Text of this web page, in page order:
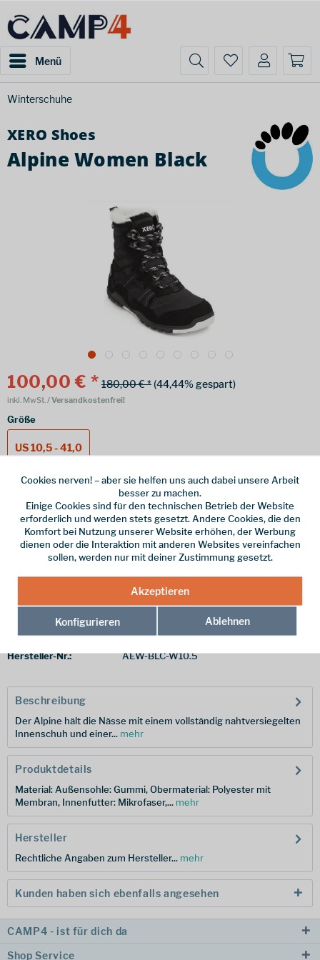
Menü
Winterschuhe
XERO Shoes
Alpine Women Black
100,00 € * 180,00 € *(44,44% gespart)
inkl. MwSt./ Versandkostenfrei!
Größe
US 10,5 - 41,0
Größentabelle >
Online bestellen Ladenabholung
vorrätig | Lieferzeit 1-3 Werktage
Hersteller-Nr.: AEW-BLC-W10.5
Beschreibung
Der Alpine hält die Nässe mit einem vollständig nahtversiegelten
Innenschuh und einer... mehr
Produktdetails
Material: Außensohle: Gummi, Obermaterial: Polyester mit
Membran, Innenfutter: Mikrofaser,... mehr
Hersteller
Rechtliche Angaben zum Hersteller... mehr
Kunden haben sich ebenfalls angesehen
CAMP4 - ist für dich da
Shop Service
Cookies nerven! – aber sie helfen uns auch dabei unsere Arbeit
besser zu machen.
Einige Cookies sind für den technischen Betrieb der Website
erforderlich und werden stets gesetzt. Andere Cookies, die den
Komfort bei Nutzung unserer Website erhöhen, der Werbung
dienen oder die Interaktion mit anderen Websites vereinfachen
sollen, werden nur mit deiner Zustimmung gesetzt.
Akzeptieren
Konfigurieren Ablehnen